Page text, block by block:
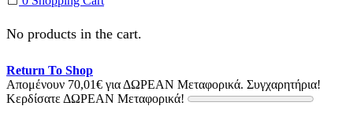
No products in the cart.
Return To Shop
Απομένουν 70,01€ για ΔΩΡΕΑΝ Μεταφορικά. Συγχαρητήρια!
Κερδίσατε ΔΩΡΕΑΝ Μεταφορικά!